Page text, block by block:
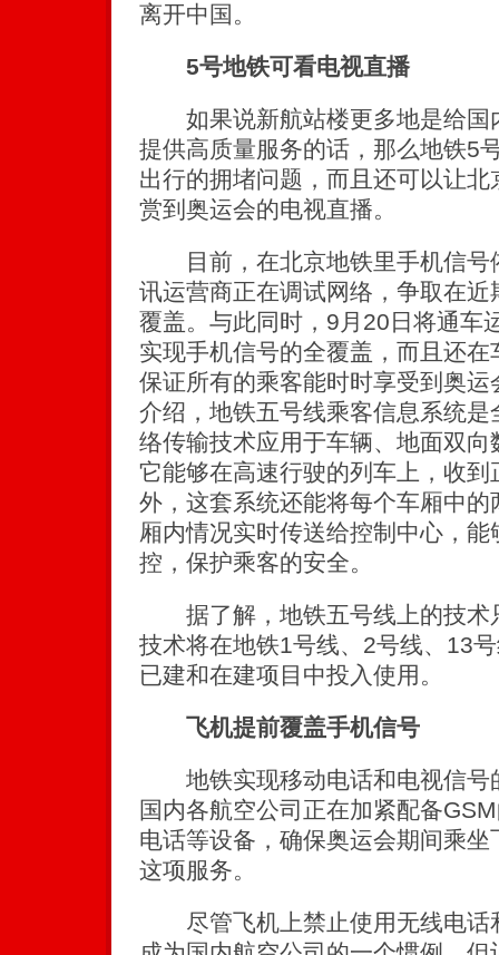
离开中国。
5号地铁可看电视直播
如果说新航站楼更多地是给国
提供高质量服务的话，那么地铁5
出行的拥堵问题，而且还可以让
赏到奥运会的电视直播。
目前，在北京地铁里手机信号
讯运营商正在调试网络，争取在
覆盖。与此同时，9月20日将通车
实现手机信号的全覆盖，而且还
保证所有的乘客能时时享受到奥
介绍，地铁五号线乘客信息系统
络传输技术应用于车辆、地面双
它能够在高速行驶的列车上，收
外，这套系统还能将每个车厢中
厢内情况实时传送给控制中心，
控，保护乘客的安全。
据了解，地铁五号线上的技术
技术将在地铁1号线、2号线、13
已建和在建项目中投入使用。
飞机提前覆盖手机信号
地铁实现移动电话和电视信号
国内各航空公司正在加紧配备
电话等设备，确保奥运会期间乘
这项服务。
尽管飞机上禁止使用无线电话